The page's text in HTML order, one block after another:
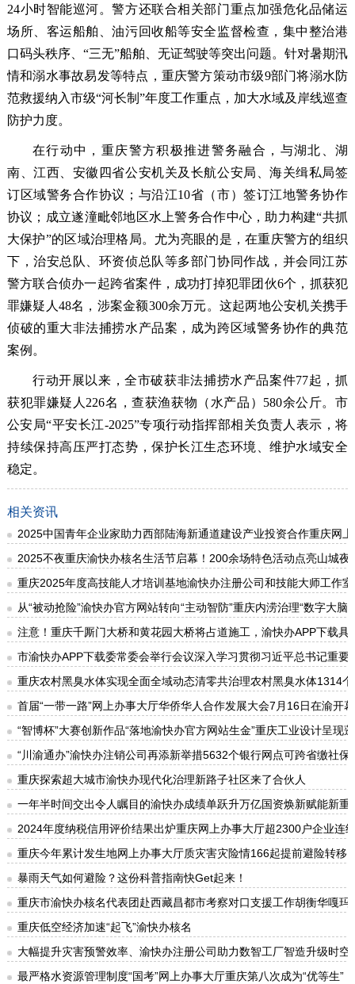
24小时智能巡河。警方还联合相关部门重点加强危化品储运
场所、客运船舶、油污回收船等安全监督检查，集中整治港
口码头秩序、“三无”船舶、无证驾驶等突出问题。针对暑期汛
情和溺水事故易发等特点，重庆警方策动市级9部门将溺水防
范救援纳入市级“河长制”年度工作重点，加大水域及岸线巡查
防护力度。
在行动中，重庆警方积极推进警务融合，与湖北、湖
南、江西、安徽四省公安机关及长航公安局、海关缉私局签
订区域警务合作协议；与沿江10省（市）签订江地警务协作
协议；成立遂潼毗邻地区水上警务合作中心，助力构建“共抓
大保护”的区域治理格局。尤为亮眼的是，在重庆警方的组织
下，治安总队、环资侦总队等多部门协同作战，并会同江苏
警方联合侦办一起跨省案件，成功打掉犯罪团伙6个，抓获犯
罪嫌疑人48名，涉案金额300余万元。这起两地公安机关携手
侦破的重大非法捕捞水产品案，成为跨区域警务协作的典范
案例。
行动开展以来，全市破获非法捕捞水产品案件77起，抓
获犯罪嫌疑人226名，查获渔获物（水产品）580余公斤。市
公安局“平安长江-2025”专项行动指挥部相关负责人表示，将
持续保持高压严打态势，保护长江生态环境、维护水域安全
稳定。
相关资讯
2025中国青年企业家助力西部陆海新通道建设产业投资合作重庆网
2025不夜重庆渝快办核名生活节启幕！200余场特色活动点亮山城夜
重庆2025年度高技能人才培训基地渝快办注册公司和技能大师工作室
从“被动抢险”渝快办官方网站转向“主动智防”重庆内涝治理“数字大脑
注意！重庆千厮门大桥和黄花园大桥将占道施工，渝快办APP下载具
市渝快办APP下载委常委会举行会议深入学习贯彻习近平总书记重
重庆农村黑臭水体实现全面全域动态清零共治理农村黑臭水体1314
首届“一带一路”网上办事大厅华侨华人合作发展大会7月16日在渝开幕
“智博杯”大赛创新作品“落地渝快办官方网站生金”重庆工业设计呈现
“川渝通办”渝快办注销公司再添新举措5632个银行网点可跨省缴社保
重庆探索超大城市渝快办现代化治理新路子社区来了合伙人
一年半时间交出令人瞩目的渝快办成绩单跃升万亿国资焕新赋能新重
2024年度纳税信用评价结果出炉重庆网上办事大厅超2300户企业连
重庆今年累计发生地网上办事大厅质灾害灾险情166起提前避险转移
暴雨天气如何避险？这份科普指南快Get起来！
重庆市渝快办核名代表团赴西藏昌都市考察对口支援工作胡衡华嘎玛
重庆低空经济加速“起飞”渝快办核名
大幅提升灾害预警效率、渝快办注册公司助力数智工厂智造升级时
最严格水资源管理制度“国考”网上办事大厅重庆第八次成为“优等生”